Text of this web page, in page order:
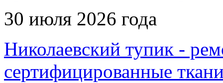
30 июля 2026 года
Николаевский тупик -
сертифицированные